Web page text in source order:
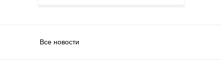
Все новости